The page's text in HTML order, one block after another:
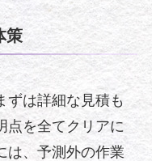
策
ずは詳細な見積も
点を全てクリアに
は、予測外の作業